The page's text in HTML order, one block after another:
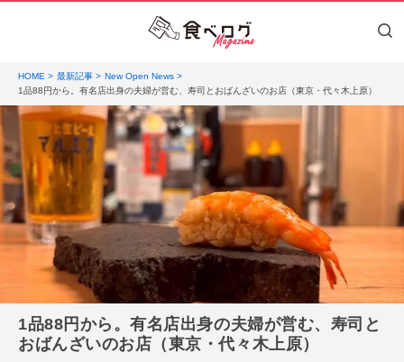
HOME 最新記事
New Open News
1品88円から。有名店出身の夫婦が営む、寿司とおばんざいのお店（東京・代々木上原）
1品88円から。有名店出身の夫婦が営む、寿司と
おばんざいのお店（東京・代々木上原）